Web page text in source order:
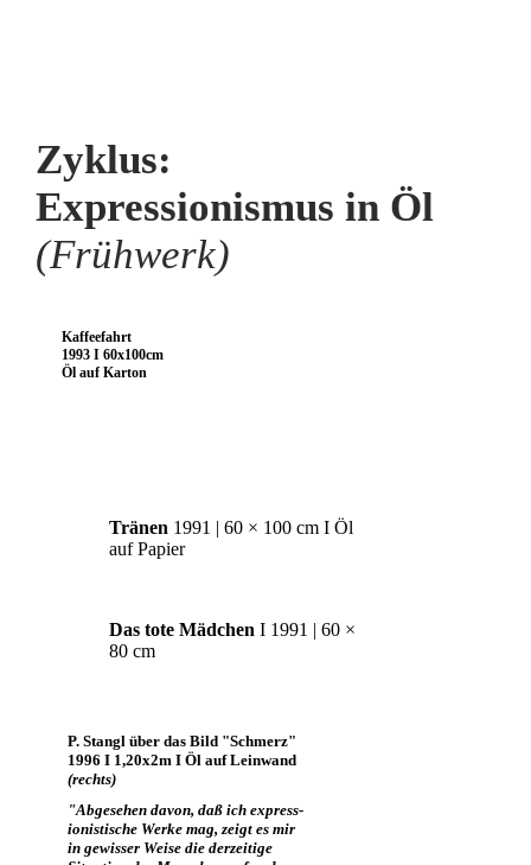
Zyklus:
Expressionismus in Öl
(Frühwerk)
Kaffeefahrt
1993 I 60x100cm
Öl auf Karton
Tränen 1991 | 60 × 100 cm I Öl
auf Papier
Das tote Mädchen I 1991 | 60 ×
80 cm
P. Stangl über das Bild "Schmerz"
1996 I 1,20x2m I Öl auf Leinwand
(rechts)
"Abgesehen davon, daß ich express-
ionistische Werke mag, zeigt es mir
in gewisser Weise die derzeitige